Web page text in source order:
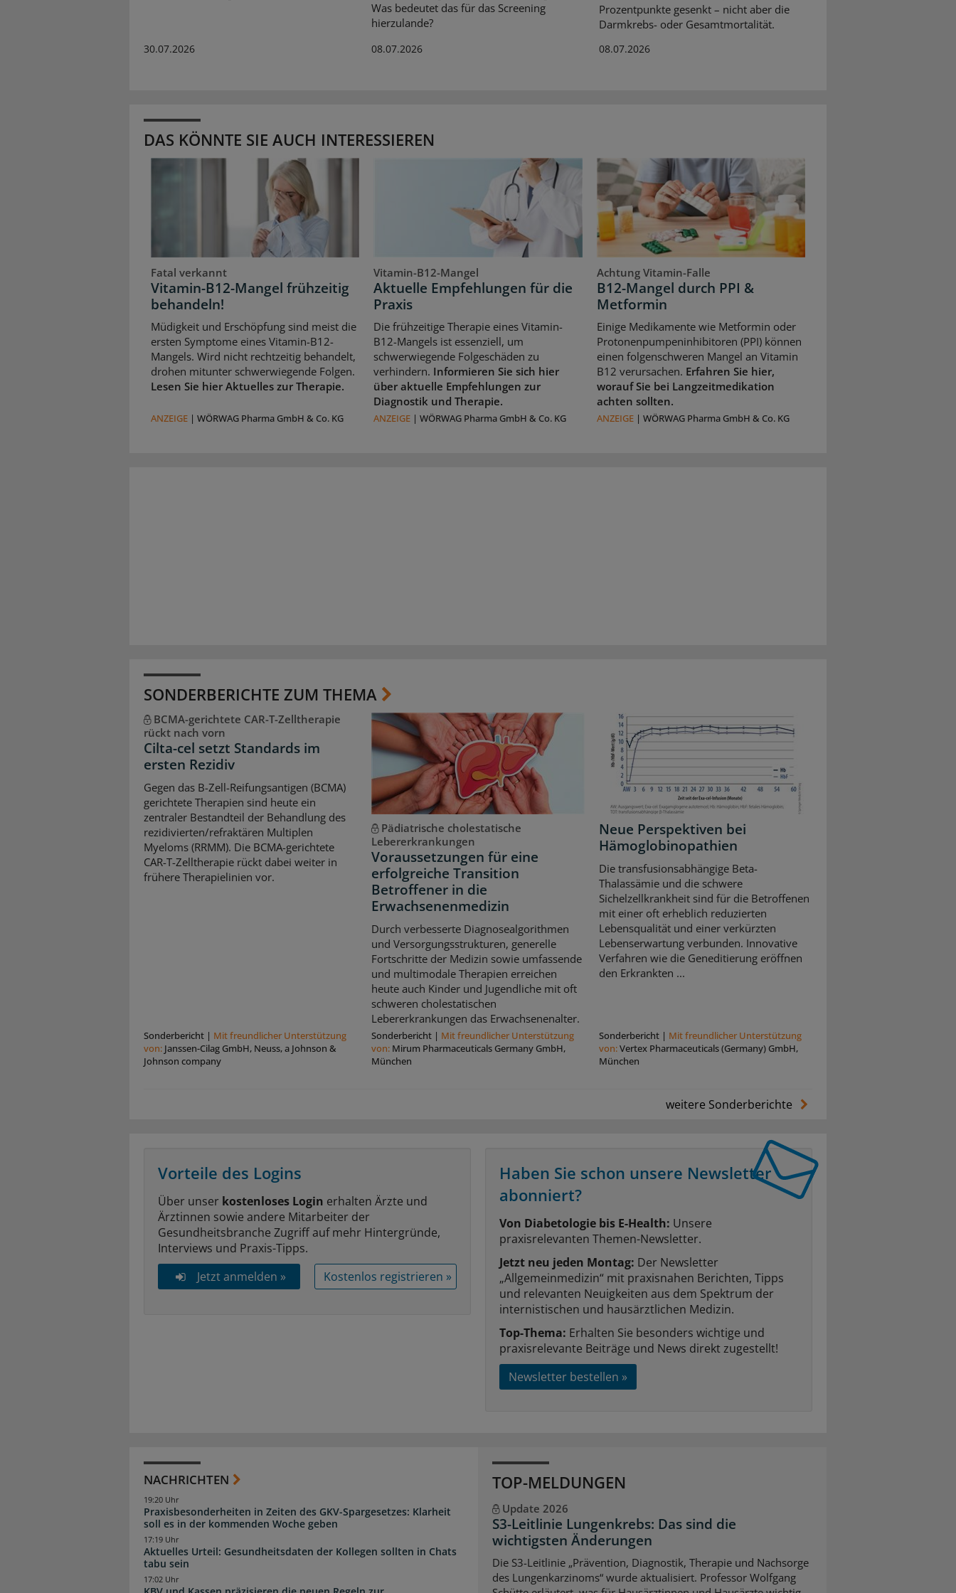
30.07.2026
Was bedeutet das für das Screening
hierzulande?
08.07.2026
Prozentpunkte gesenkt – nicht aber die
Darmkrebs- oder Gesamtmortalität.
08.07.2026
DAS KÖNNTE SIE AUCH INTERESSIEREN
Fatal verkannt
Vitamin-B12-Mangel frühzeitig
behandeln!
Müdigkeit und Erschöpfung sind meist die
ersten Symptome eines Vitamin-B12-
Mangels. Wird nicht rechtzeitig behandelt,
drohen mitunter schwerwiegende Folgen.
Lesen Sie hier Aktuelles zur Therapie.
ANZEIGE | WÖRWAG Pharma GmbH & Co. KG
Vitamin-B12-Mangel
Aktuelle Empfehlungen für die
Praxis
Die frühzeitige Therapie eines Vitamin-
B12-Mangels ist essenziell, um
schwerwiegende Folgeschäden zu
verhindern. Informieren Sie sich hier
über aktuelle Empfehlungen zur
Diagnostik und Therapie.
ANZEIGE |WÖRWAG Pharma GmbH & Co. KG
Achtung Vitamin-Falle
B12-Mangel durch PPI &
Metformin
Einige Medikamente wie Metformin oder
Protonenpumpeninhibitoren (PPI) können
einen folgenschweren Mangel an Vitamin
B12 verursachen. Erfahren Sie hier,
worauf Sie bei Langzeitmedikation
achten sollten.
ANZEIGE| WÖRWAG Pharma GmbH & Co. KG
SONDERBERICHTE ZUM THEMA
BCMA-gerichtete CAR-T-Zelltherapie
rückt nach vorn
Cilta-cel setzt Standards im
ersten Rezidiv
Gegen das B-Zell-Reifungsantigen (BCMA)
gerichtete Therapien sind heute ein
zentraler Bestandteil der Behandlung des
rezidivierten/refraktären Multiplen
Myeloms (RRMM). Die BCMA-gerichtete
CAR-T-Zelltherapie rückt dabei weiter in
frühere Therapielinien vor.
Sonderbericht | Mit freundlicher Unterstützung
von: Janssen-Cilag GmbH, Neuss, a Johnson &
Johnson company
Pädiatrische cholestatische
Lebererkrankungen
Voraussetzungen für eine
erfolgreiche Transition
Betroffener in die
Erwachsenenmedizin
Durch verbesserte Diagnosealgorithmen
und Versorgungsstrukturen, generelle
Fortschritte der Medizin sowie umfassende
und multimodale Therapien erreichen
heute auch Kinder und Jugendliche mit oft
schweren cholestatischen
Lebererkrankungen das Erwachsenenalter.
Sonderbericht| Mit freundlicher Unterstützung
von: Mirum Pharmaceuticals Germany GmbH,
München
Neue Perspektiven bei
Hämoglobinopathien
Die transfusionsabhängige Beta-
Thalassämie und die schwere
Sichelzellkrankheit sind für die Betroffenen
mit einer oft erheblich reduzierten
Lebensqualität und einer verkürzten
Lebenserwartung verbunden. Innovative
Verfahren wie die Geneditierung eröffnen
den Erkrankten ...
Sonderbericht| Mit freundlicher Unterstützung
von:Vertex Pharmaceuticals (Germany) GmbH,
München
weitere Sonderberichte
Vorteile des Logins
Über unser kostenloses Login erhalten Ärzte und
Ärztinnen sowie andere Mitarbeiter der
Gesundheitsbranche Zugriff auf mehr Hintergründe,
Interviews und Praxis-Tipps.
Jetzt anmelden »
Kostenlos registrieren »
Haben Sie schon unsere Newsletter
abonniert?
Von Diabetologie bis E-Health: Unsere
praxisrelevanten Themen-Newsletter.
Jetzt neu jeden Montag: Der Newsletter
„Allgemeinmedizin“ mit praxisnahen Berichten, Tipps
und relevanten Neuigkeiten aus dem Spektrum der
internistischen und hausärztlichen Medizin.
Top-Thema: Erhalten Sie besonders wichtige und
praxisrelevante Beiträge und News direkt zugestellt!
Newsletter bestellen »
NACHRICHTEN
Praxisbesonderheiten in Zeiten des GKV-Spargesetzes: Klarheit
soll es in der kommenden Woche geben
19:20 Uhr
Aktuelles Urteil: Gesundheitsdaten der Kollegen sollten in Chats
tabu sein
17:19 Uhr
17:02 Uhr
TOP-MELDUNGEN
Update 2026
S3-Leitlinie Lungenkrebs: Das sind die
wichtigsten Änderungen
Die S3-Leitlinie „Prävention, Diagnostik, Therapie und Nachsorge
des Lungenkarzinoms“ wurde aktualisiert. Professor Wolfgang